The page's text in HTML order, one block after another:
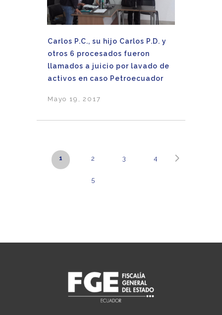
Carlos P.C., su hijo Carlos P.D. y
otros 6 procesados fueron
llamados a juicio por lavado de
activos en caso Petroecuador
Mayo 19, 2017
1 2 3 4
5